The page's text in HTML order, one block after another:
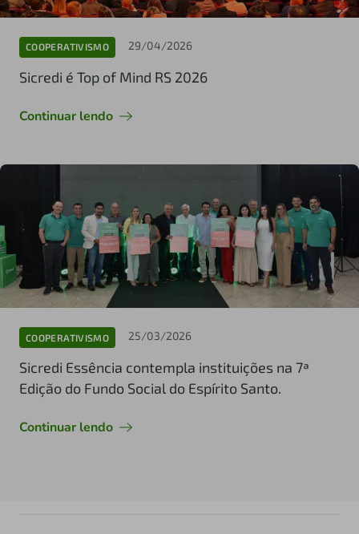
COOPERATIVISMO 29/04/2026
Sicredi é Top of Mind RS 2026
Continuar lendo
COOPERATIVISMO 25/03/2026
Sicredi Essência contempla instituições na 7ª
Edição do Fundo Social do Espírito Santo.
Continuar lendo